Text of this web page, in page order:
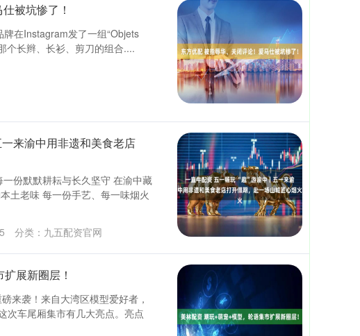
被坑惨了！
在Instagram发了一组“Objets
个长辫、长衫、剪刀的组合....
来渝中用非遗和美食老店
份默默耕耘与长久坚守 在渝中藏
土老味 每一份手艺、每一味烟火
分类： 九五配资官网
展新圈层！
来袭！来自大湾区模型爱好者，
次车尾厢集市有几大亮点。亮点